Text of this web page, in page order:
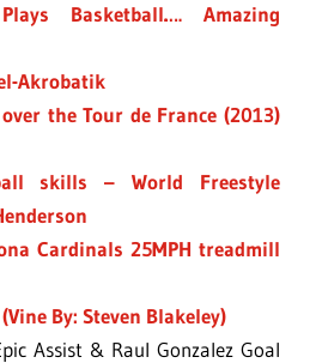
Basketball…. Amazing
Akrobatik
the Tour de France (2013)
skills – World Freestyle
Cardinals 25MPH treadmill
By: Steven Blakeley)
Assist & Raul Gonzalez Goal